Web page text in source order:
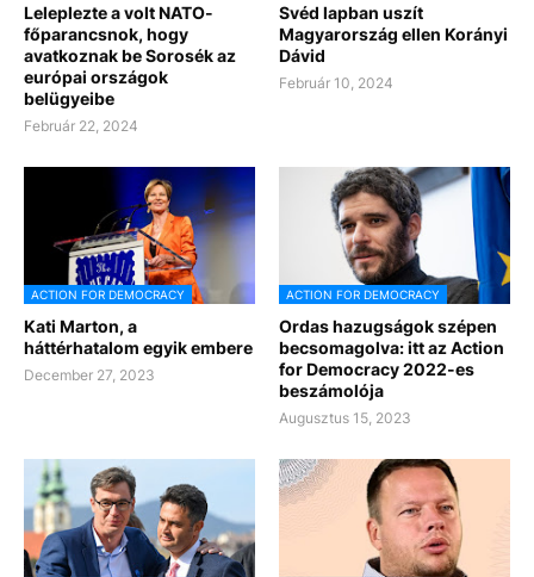
Leleplezte a volt NATO-
főparancsnok, hogy
avatkoznak be Sorosék az
európai országok
belügyeibe
Február 22, 2024
Svéd lapban uszít
Magyarország ellen Korányi
Dávid
Február 10, 2024
ACTION FOR DEMOCRACY
Kati Marton, a
háttérhatalom egyik embere
December 27, 2023
ACTION FOR DEMOCRACY
Ordas hazugságok szépen
becsomagolva: itt az Action
for Democracy 2022-es
beszámolója
Augusztus 15, 2023